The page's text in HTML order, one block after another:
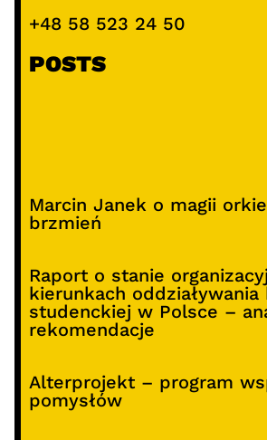
+48 58 523 24 50
POSTS
Marcin Janek o magii
brzmień
Raport o stanie
kierunkach
studenckiej w Polsce –
rekomendacje
Alterprojekt – program
pomysłów